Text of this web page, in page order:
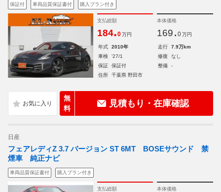
保証付 車両品質保証書付 購入プラン付き
支払総額
184.0 万円
本体価格
169. 0 万円
年式 2010年 走行
7.9万km
車検
'27/1 修復
なし
保証
保証付 整備
-
住所
千葉県 野田市
無
料
見積もり・在庫確認
日産
フェアレディZ 3.7 バージョン ST 6MT BOSEサウンド 禁
煙車 純正ナビ
車両品質保証書付 購入プラン付き
支払総額 本体価格